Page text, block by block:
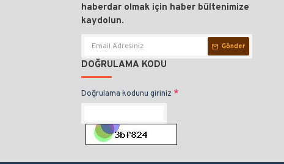
haberdar olmak için haber bültenimize
kaydolun.
Gönder
DOĞRULAMA KODU
Doğrulama kodunu giriniz